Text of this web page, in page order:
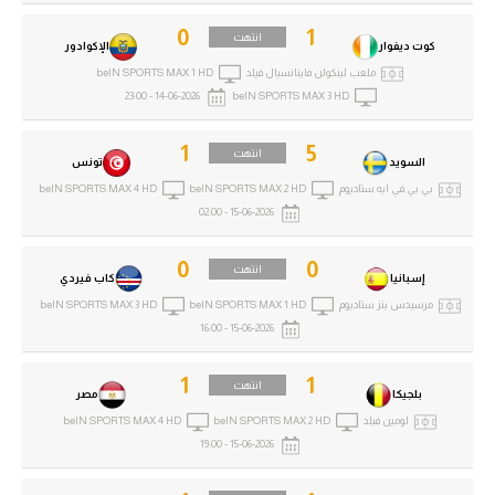
في المونديال
أمريكا
ركن الألعاب
أقسام خاصة
Gamers
ميركاتوبلجيكا 1 انتهت
مصر 1
لومين فيلد beIN SPORTS MAX 2 HD
beIN SPORTS MAX 4 HD
15-06-2026 - 19:00
إسبانيا 0 انتهت
كاب فيردي 0
مرسيدس بنز ستاديوم beIN SPORTS MAX 1 HD
beIN SPORTS MAX 3 HD
15-06-2026 - 16:00
السويد 5 انتهت
تونس 1
بي بي في ايه ستاديوم beIN SPORTS MAX 2 HD
beIN SPORTS MAX 4 HD
15-06-2026 - 02:00
كوت ديفوار 1 انتهت
الإكوادور 0
ملعب لينكولن فاينانسيال فيلد
beIN SPORTS MAX 1 HD
beIN SPORTS MAX 3 HD
14-06-2026 - 23:00